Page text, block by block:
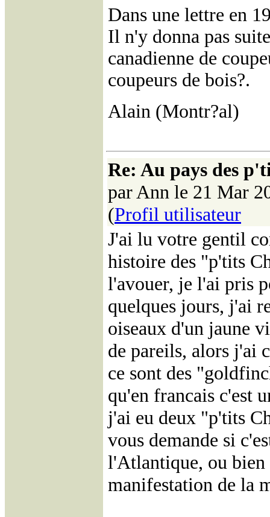
Dans une lettre en
Il n'y donna pas
canadienne de
coupeurs de bois?.
Alain (Montr?al)
Re: Au pays des
par Ann le 21 Mar
(Profil utilisateur
J'ai lu votre gentil
histoire des "p'tits
l'avouer, je l'ai pris
quelques jours, j'ai
oiseaux d'un jaune
de pareils, alors j'ai
ce sont des
qu'en francais c'est
j'ai eu deux "p'tits
vous demande si
l'Atlantique, ou bien
manifestation de la